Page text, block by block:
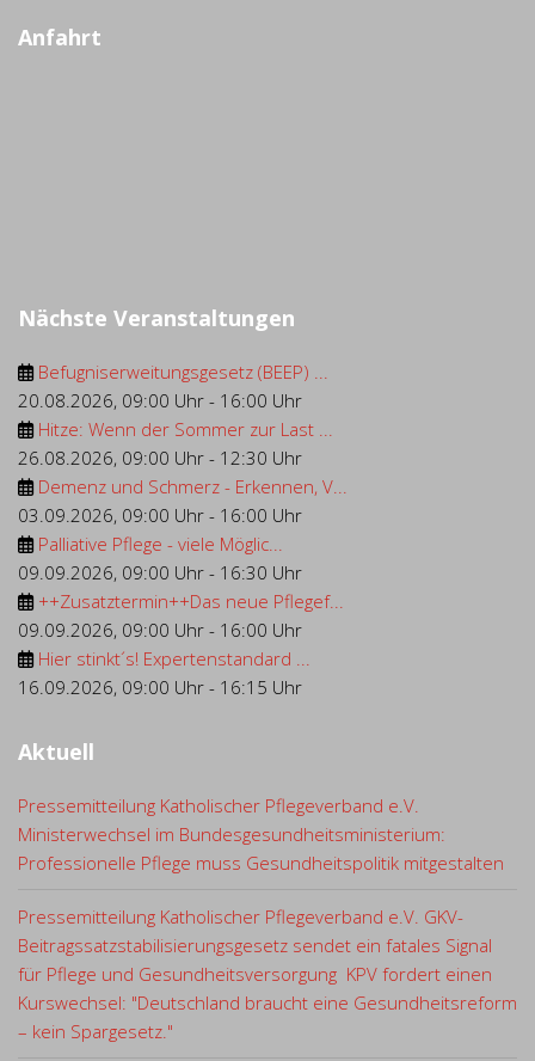
Anfahrt
Nächste Veranstaltungen
Befugniserweitungsgesetz (BEEP) ...
20.08.2026, 09:00 Uhr - 16:00 Uhr
Hitze: Wenn der Sommer zur Last ...
26.08.2026, 09:00 Uhr - 12:30 Uhr
Demenz und Schmerz - Erkennen, V...
03.09.2026, 09:00 Uhr - 16:00 Uhr
Palliative Pflege - viele Möglic...
09.09.2026, 09:00 Uhr - 16:30 Uhr
++Zusatztermin++Das neue Pflegef...
09.09.2026, 09:00 Uhr - 16:00 Uhr
Hier stinkt´s! Expertenstandard ...
16.09.2026, 09:00 Uhr - 16:15 Uhr
Aktuell
Pressemitteilung Katholischer Pflegeverband e.V.
Ministerwechsel im Bundesgesundheitsministerium:
Professionelle Pflege muss Gesundheitspolitik mitgestalten
Pressemitteilung Katholischer Pflegeverband e.V. GKV-
Beitragssatzstabilisierungsgesetz sendet ein fatales Signal
für Pflege und Gesundheitsversorgung KPV fordert einen
Kurswechsel: "Deutschland braucht eine Gesundheitsreform
– kein Spargesetz."